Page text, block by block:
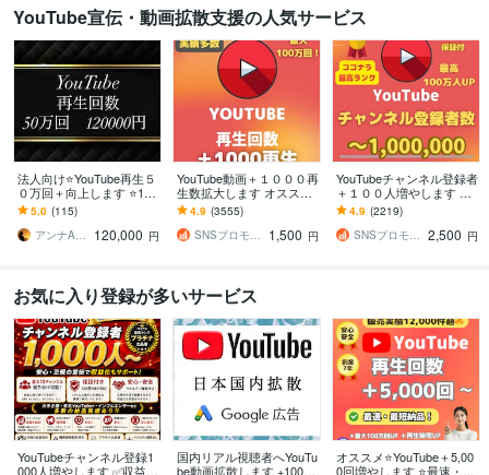
YouTube宣伝・動画拡散支援の人気サービス
法人向け⭐️YouTube再生５
０万回＋向上します ⭐️1再
生０.２円⭐️保証３６５
日！⭐️芸能事務所・法人向
け
5.0 (115)
アンナAnna
120,000 円
YouTube動画＋１０００再
生数拡大します オススメ❗️
再生回数＋１０００回数U
Pします⭐️最大１０万回
4.9 (3555)
SNSプロモーション部
1,500 円
YouTubeチャンネル登録者
＋１００人増やします ＋
１００人以上登録者増え
るまで拡大❗️最大100万人
可能⭐️
4.9 (2219)
SNSプロモーション部 2,500 円
お気に入り登録が多いサービス
YouTubeチャンネル登録1
000人増やします ✅収益化
国内リアル視聴者へYouTu
be動画拡散します +1000
オススメ⭐️YouTube＋5,00
0回増やします ⭐️最速・最